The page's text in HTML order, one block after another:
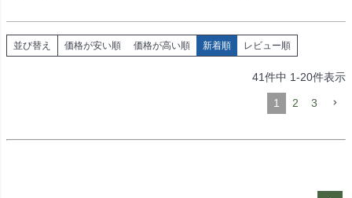
並び替え 価格が安い順 価格が高い順 新着順 レビュー順
41件中 1-20件表示
1 2 3